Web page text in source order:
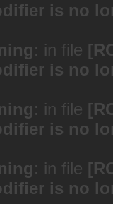
is no
: in file
is no
: in file
is no
: in file
is no